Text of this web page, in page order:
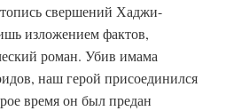
свершений Хаджи-
изложением фактов,
роман. Убив имама
наш герой присоединился
время он был предан